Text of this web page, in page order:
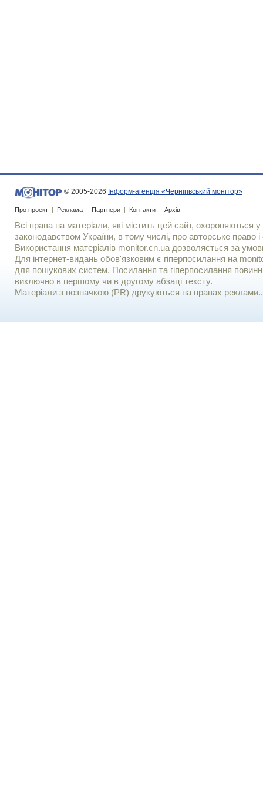
© 2005-2026 Інформ-агенція «Чернігівський монітор»
Про проект | Реклама | Партнери | Контакти | Архів
Всі права на матеріали, які містить цей сайт, охороняються у
законодавством України, в тому числі, про авторське право і
Використання матерiалiв monitor.cn.ua дозволяється за
Для iнтернет-видань обов'язковим є гiперпосилання на
для пошукових систем. Посилання та гіперпосилання
виключно в першому чи в другому абзаці тексту.
Матеріали з позначкою (PR) друкуються на правах реклами..